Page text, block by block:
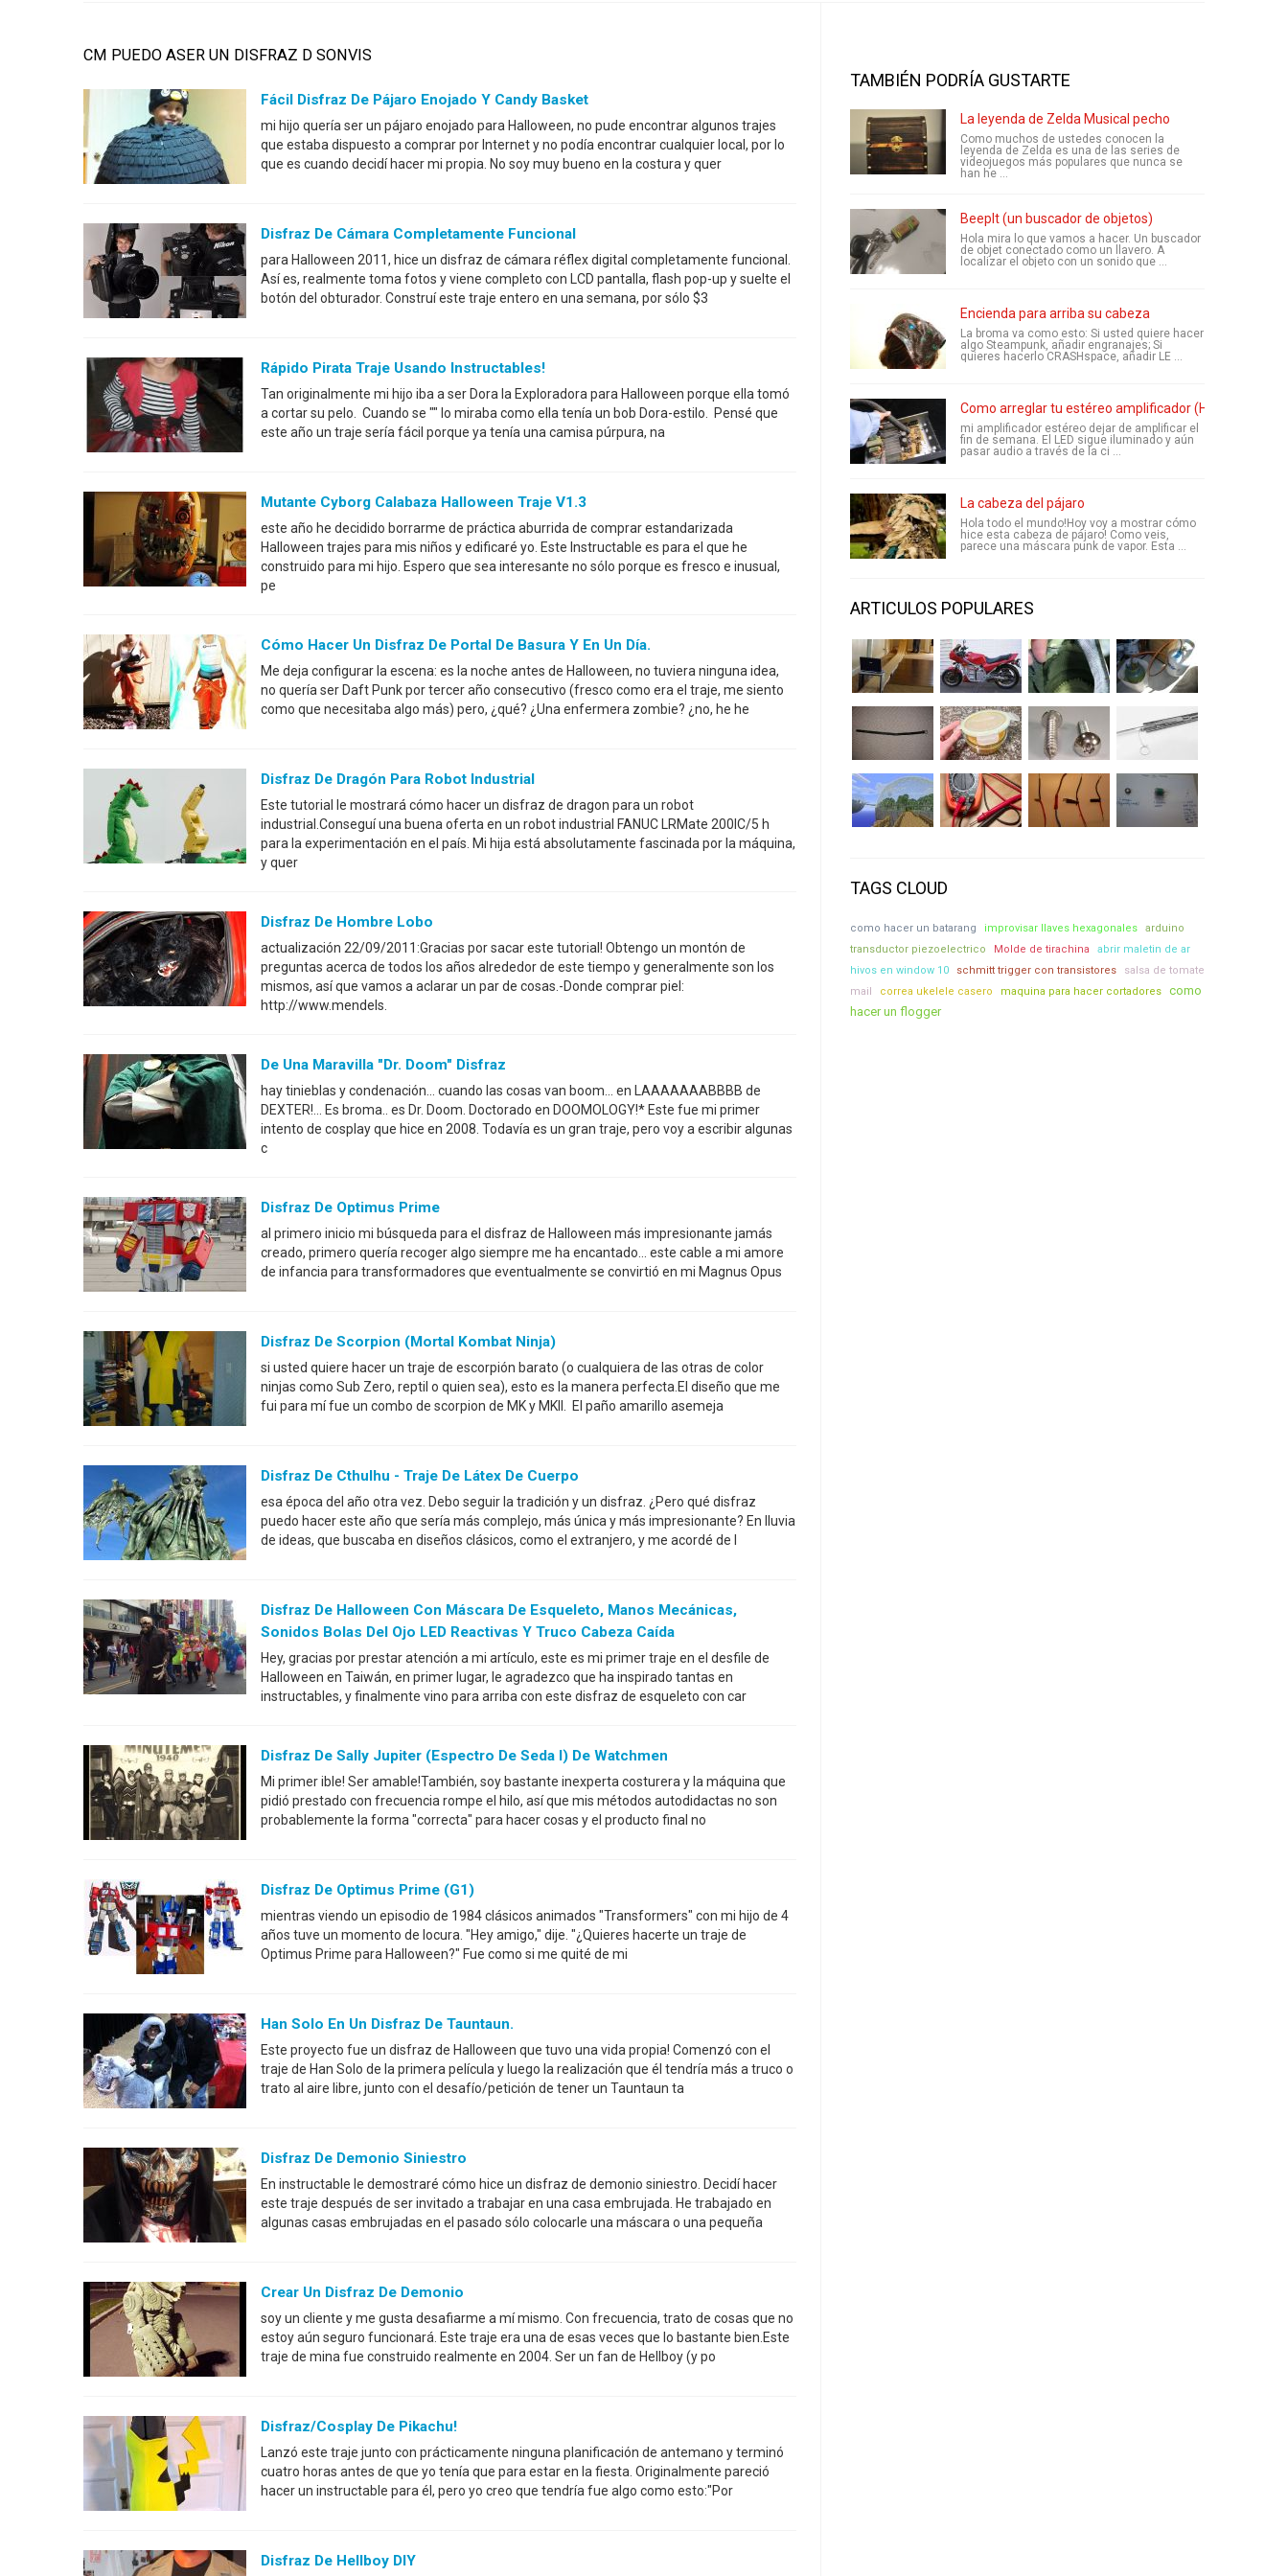
CM PUEDO ASER UN DISFRAZ D SONVIS
Fácil Disfraz De Pájaro Enojado Y Candy Basket
mi hijo quería ser un pájaro enojado para Halloween, no pude encontrar algunos trajes
que estaba dispuesto a comprar por Internet y no podía encontrar cualquier local, por lo
que es cuando decidí hacer mi propia. No soy muy bueno en la costura y quer
Disfraz De Cámara Completamente Funcional
para Halloween 2011, hice un disfraz de cámara réflex digital completamente funcional.
Así es, realmente toma fotos y viene completo con LCD pantalla, flash pop-up y suelte el
botón del obturador. Construí este traje entero en una semana, por sólo $3
Rápido Pirata Traje Usando Instructables!
Tan originalmente mi hijo iba a ser Dora la Exploradora para Halloween porque ella tomó
a cortar su pelo. Cuando se "" lo miraba como ella tenía un bob Dora-estilo. Pensé que
este año un traje sería fácil porque ya tenía una camisa púrpura, na
Mutante Cyborg Calabaza Halloween Traje V1.3
este año he decidido borrarme de práctica aburrida de comprar estandarizada
Halloween trajes para mis niños y edificaré yo. Este Instructable es para el que he
construido para mi hijo. Espero que sea interesante no sólo porque es fresco e inusual,
pe
Cómo Hacer Un Disfraz De Portal De Basura Y En Un Día.
Me deja configurar la escena: es la noche antes de Halloween, no tuviera ninguna idea,
no quería ser Daft Punk por tercer año consecutivo (fresco como era el traje, me siento
como que necesitaba algo más) pero, ¿qué? ¿Una enfermera zombie? ¿no, he he
Disfraz De Dragón Para Robot Industrial
Este tutorial le mostrará cómo hacer un disfraz de dragon para un robot
industrial.Conseguí una buena oferta en un robot industrial FANUC LRMate 200IC/5 h
para la experimentación en el país. Mi hija está absolutamente fascinada por la máquina,
y quer
Disfraz De Hombre Lobo
actualización 22/09/2011:Gracias por sacar este tutorial! Obtengo un montón de
preguntas acerca de todos los años alrededor de este tiempo y generalmente son los
mismos, así que vamos a aclarar un par de cosas.-Donde comprar piel:
http://www.mendels.
De Una Maravilla "Dr. Doom" Disfraz
hay tinieblas y condenación... cuando las cosas van boom... en LAAAAAAABBBB de
DEXTER!... Es broma.. es Dr. Doom. Doctorado en DOOMOLOGY!* Este fue mi primer
intento de cosplay que hice en 2008. Todavía es un gran traje, pero voy a escribir algunas
c
Disfraz De Optimus Prime
al primero inicio mi búsqueda para el disfraz de Halloween más impresionante jamás
creado, primero quería recoger algo siempre me ha encantado... este cable a mi amore
de infancia para transformadores que eventualmente se convirtió en mi Magnus Opus
Disfraz De Scorpion (Mortal Kombat Ninja)
si usted quiere hacer un traje de escorpión barato (o cualquiera de las otras de color
ninjas como Sub Zero, reptil o quien sea), esto es la manera perfecta.El diseño que me
fui para mí fue un combo de scorpion de MK y MKII. El paño amarillo asemeja
Disfraz De Cthulhu - Traje De Látex De Cuerpo
esa época del año otra vez. Debo seguir la tradición y un disfraz. ¿Pero qué disfraz
puedo hacer este año que sería más complejo, más única y más impresionante? En lluvia
de ideas, que buscaba en diseños clásicos, como el extranjero, y me acordé de l
Disfraz De Halloween Con Máscara De Esqueleto, Manos Mecánicas,
Sonidos Bolas Del Ojo LED Reactivas Y Truco Cabeza Caída
Hey, gracias por prestar atención a mi artículo, este es mi primer traje en el desfile de
Halloween en Taiwán, en primer lugar, le agradezco que ha inspirado tantas en
instructables, y finalmente vino para arriba con este disfraz de esqueleto con car
Disfraz De Sally Jupiter (espectro De Seda I) De Watchmen
Mi primer ible! Ser amable!También, soy bastante inexperta costurera y la máquina que
pidió prestado con frecuencia rompe el hilo, así que mis métodos autodidactas no son
probablemente la forma "correcta" para hacer cosas y el producto final no
Disfraz De Optimus Prime (G1)
mientras viendo un episodio de 1984 clásicos animados "Transformers" con mi hijo de 4
años tuve un momento de locura. "Hey amigo," dije. "¿Quieres hacerte un traje de
Optimus Prime para Halloween?" Fue como si me quité de mi
Han Solo En Un Disfraz De Tauntaun.
Este proyecto fue un disfraz de Halloween que tuvo una vida propia! Comenzó con el
traje de Han Solo de la primera película y luego la realización que él tendría más a truco o
trato al aire libre, junto con el desafío/petición de tener un Tauntaun ta
Disfraz De Demonio Siniestro
En instructable le demostraré cómo hice un disfraz de demonio siniestro. Decidí hacer
este traje después de ser invitado a trabajar en una casa embrujada. He trabajado en
algunas casas embrujadas en el pasado sólo colocarle una máscara o una pequeña
Crear Un Disfraz De Demonio
soy un cliente y me gusta desafiarme a mí mismo. Con frecuencia, trato de cosas que no
estoy aún seguro funcionará. Este traje era una de esas veces que lo bastante bien.Este
traje de mina fue construido realmente en 2004. Ser un fan de Hellboy (y po
Disfraz/cosplay De Pikachu!
Lanzó este traje junto con prácticamente ninguna planificación de antemano y terminó
cuatro horas antes de que yo tenía que para estar en la fiesta. Originalmente pareció
hacer un instructable para él, pero yo creo que tendría fue algo como esto:"Por
Disfraz De Hellboy DIY
TAMBIÉN PODRÍA GUSTARTE
La leyenda de Zelda Musical pecho
Como muchos de ustedes conocen la
leyenda de Zelda es una de las series de
videojuegos más populares que nunca se
han he ...
BeepIt (un buscador de objetos)
Hola mira lo que vamos a hacer. Un buscador
de objet conectado como un llavero. A
localizar el objeto con un sonido que ...
Encienda para arriba su cabeza
La broma va como esto: Si usted quiere hacer
algo Steampunk, añadir engranajes; Si
quieres hacerlo CRASHspace, añadir LE ...
Como arreglar tu estéreo amplificador (Harman
mi amplificador estéreo dejar de amplificar el
fin de semana. El LED sigue iluminado y aún
pasar audio a través de la ci ...
La cabeza del pájaro
Hola todo el mundo!Hoy voy a mostrar cómo
hice esta cabeza de pájaro! Como veis,
parece una máscara punk de vapor. Esta ...
ARTICULOS POPULARES
TAGS CLOUD
como hacer un batarang improvisar llaves hexagonales
arduino
transductor piezoelectrico
Molde de tirachina
abrir maletin de ar
hivos en window 10
schmitt trigger con transistores
salsa de tomate
mail
correa ukelele casero maquina para hacer cortadores
como
hacer un flogger